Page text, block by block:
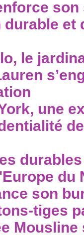
durable et
le
une
du
son
tiges